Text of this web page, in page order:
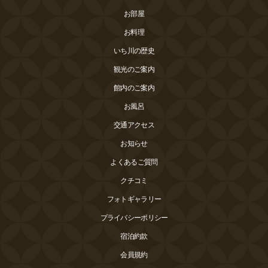
お部屋
お料理
いち川の歴史
観光のご案内
館内のご案内
お風呂
交通アクセス
お知らせ
よくあるご質問
クチコミ
フォトギャラリー
プライバシーポリシー
宿泊約款
会員規約